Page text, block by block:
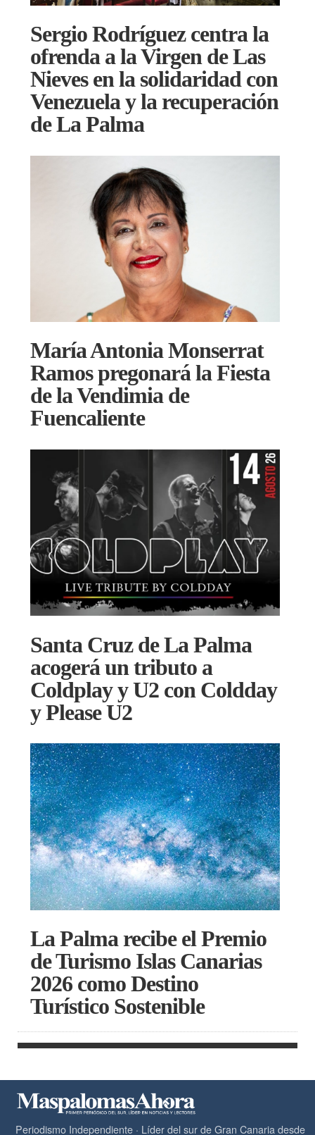
Sergio Rodríguez centra la
ofrenda a la Virgen de Las
Nieves en la solidaridad con
Venezuela y la recuperación
de La Palma
María Antonia Monserrat
Ramos pregonará la Fiesta
de la Vendimia de
Fuencaliente
Santa Cruz de La Palma
acogerá un tributo a
Coldplay y U2 con Coldday
y Please U2
La Palma recibe el Premio
de Turismo Islas Canarias
2026 como Destino
Turístico Sostenible
Periodismo Independiente · Líder del sur de Gran Canaria desde